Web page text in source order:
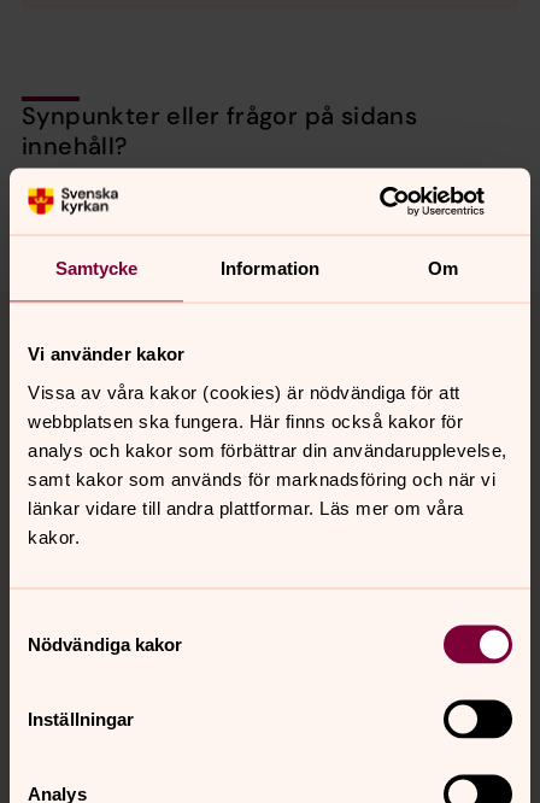
Samtycke Information Om
Vi använder kakor
Vissa av våra kakor (cookies) är nödvändiga för att
webbplatsen ska fungera. Här finns också kakor för
analys och kakor som förbättrar din användarupplevelse,
samt kakor som används för marknadsföring och när vi
länkar vidare till andra plattformar. Läs mer om våra
kakor.
Nödvändiga kakor
Inställningar
Analys
Synpunkter eller frågor på sidans
innehåll?
backa.pastorat@svenskakyrkan.se
Tillbaka till toppen
Tillbaka till innehållet
Kontakt
Kalender